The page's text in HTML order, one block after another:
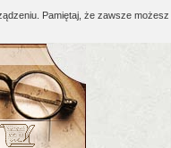
Pamiętaj, że zawsze możesz